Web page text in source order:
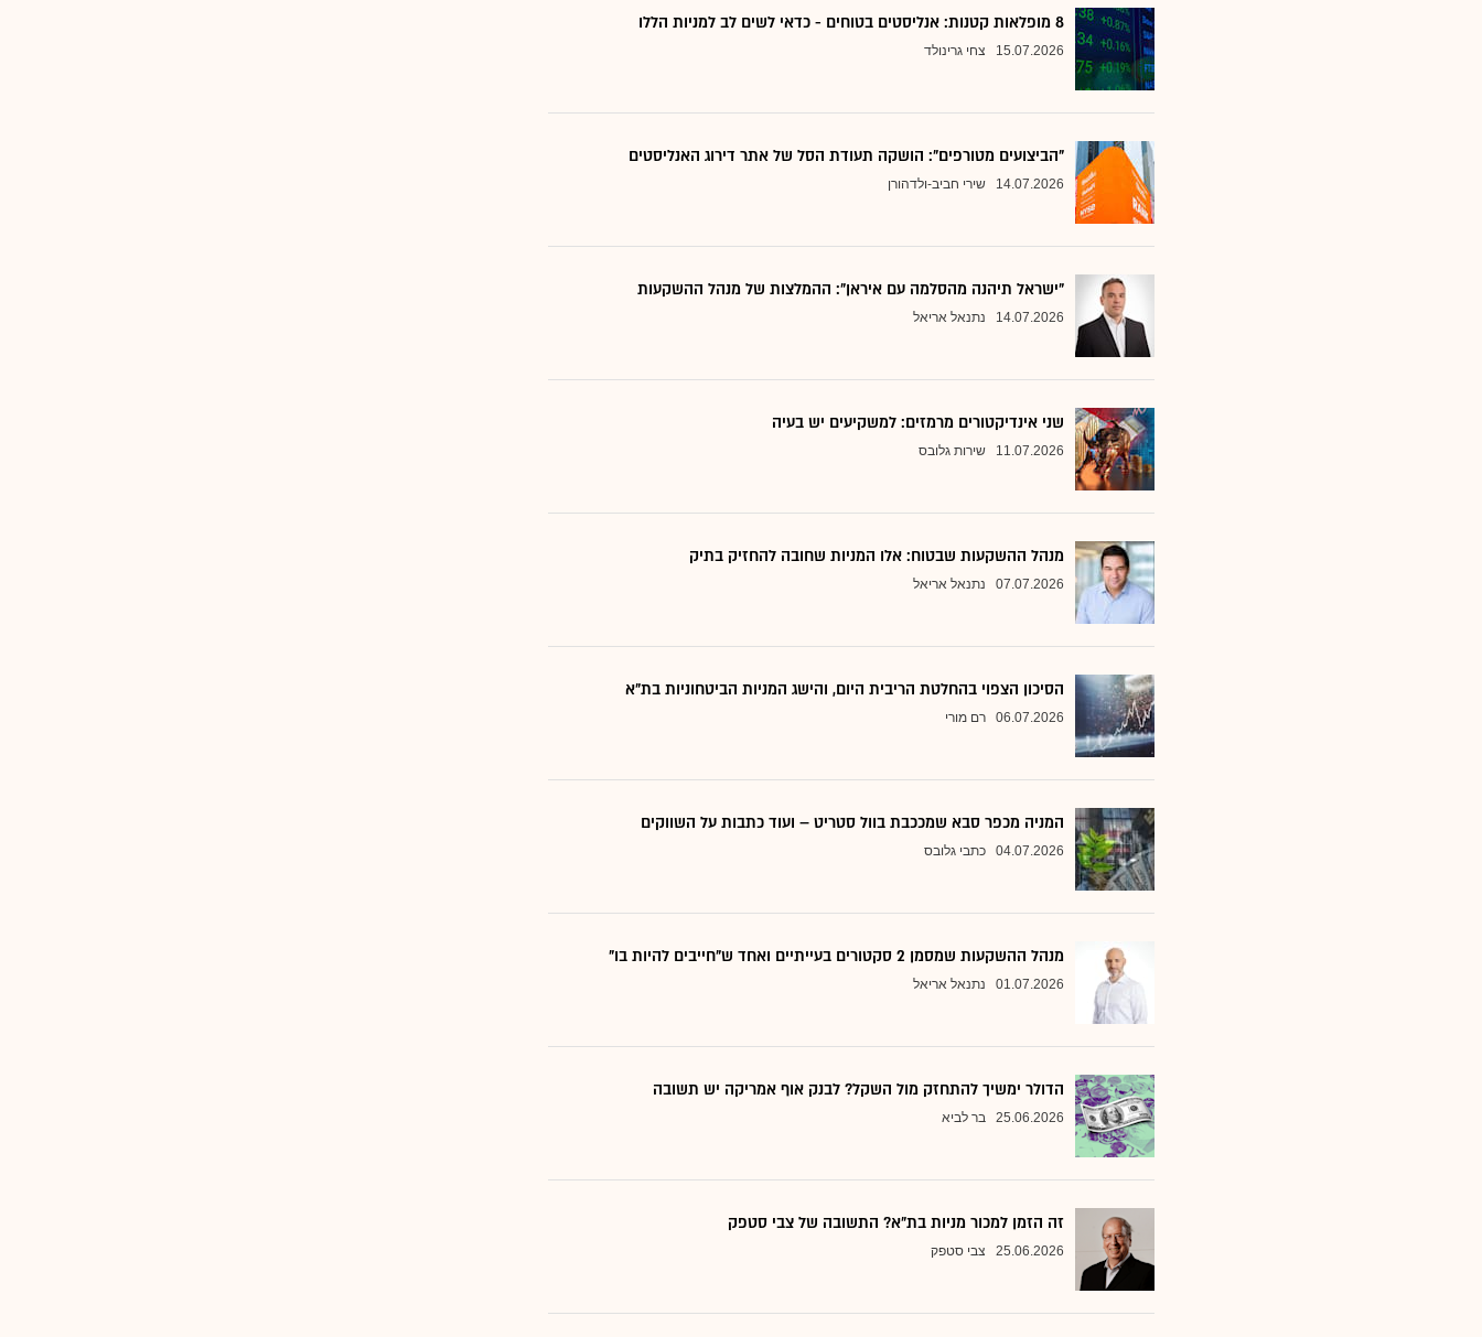
8 מופלאות קטנות: אנליסטים בטוחים - כדאי לשים לב למניות הללו
15.07.2026 צחי גרינולד
"הביצועים מטורפים": הושקה תעודת הסל של אתר דירוג האנליסטים
14.07.2026 שירי חביב-ולדהורן
"ישראל תיהנה מהסלמה עם איראן": ההמלצות של מנהל ההשקעות
14.07.2026 נתנאל אריאל
שני אינדיקטורים מרמזים: למשקיעים יש בעיה
11.07.2026 שירות גלובס
מנהל ההשקעות שבטוח: אלו המניות שחובה להחזיק בתיק
07.07.2026 נתנאל אריאל
הסיכון הצפוי בהחלטת הריבית היום, והישג המניות הביטחוניות בת"א
06.07.2026 רם מורי
המניה מכפר סבא שמככבת בוול סטריט – ועוד כתבות על השווקים
04.07.2026 כתבי גלובס
מנהל ההשקעות שמסמן 2 סקטורים בעייתיים ואחד ש"חייבים להיות בו"
01.07.2026 נתנאל אריאל
הדולר ימשיך להתחזק מול השקל? לבנק אוף אמריקה יש תשובה
25.06.2026 בר לביא
זה הזמן למכור מניות בת"א? התשובה של צבי סטפק
25.06.2026 צבי סטפק